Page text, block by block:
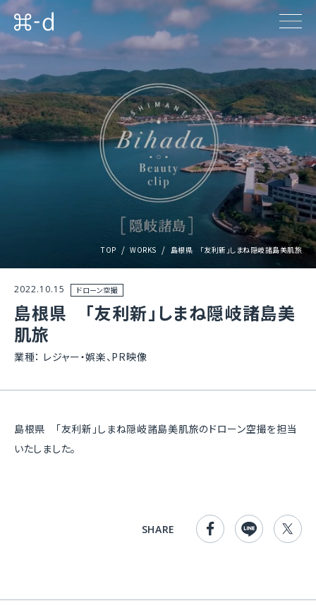
TOP WORKS 島根県 「友利新」しまね隠岐諸島美肌旅
2022.10.15 ドローン空撮
島根県 「友利新」しまね隠岐諸島美
肌旅
業種： レジャー・娯楽、PR映像
島根県 「友利新」しまね隠岐諸島美肌旅のドローン空撮を担当
いたしました。
SHARE